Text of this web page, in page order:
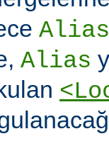
Alias
Alias